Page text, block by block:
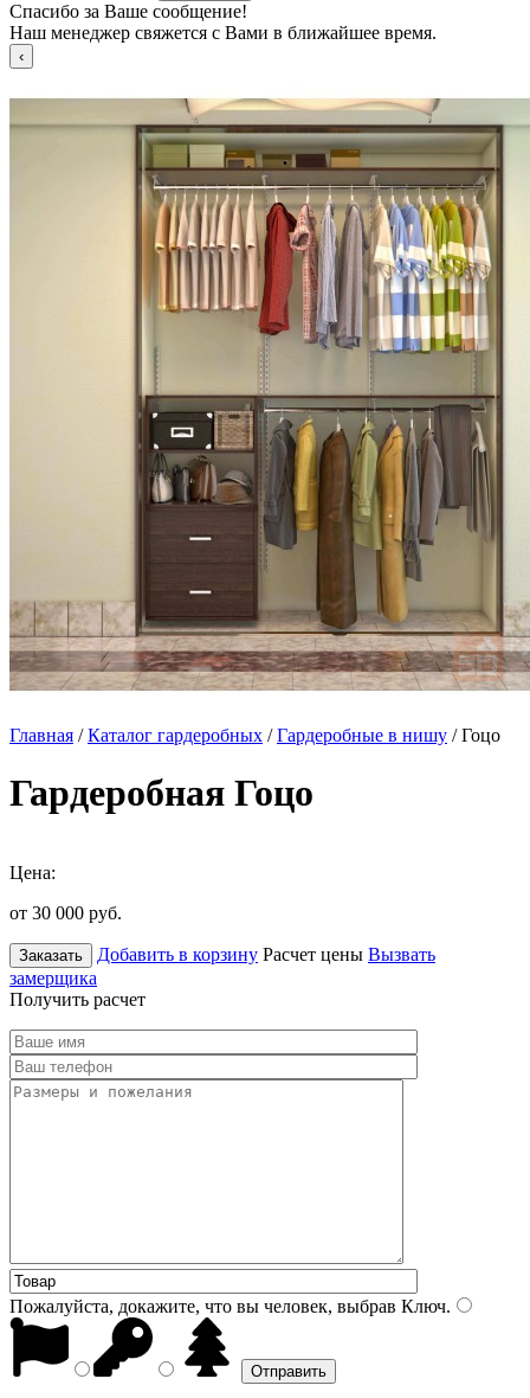
Спасибо за Ваше сообщение!
Наш менеджер свяжется с Вами в ближайшее время.
Главная /Каталог гардеробных /Гардеробные в нишу / Гоцо
Гардеробная Гоцо
Цена:
от 30 000 руб.
Заказать Добавить в корзину Расчет цены Вызвать
замерщика
Получить расчет
Пожалуйста, докажите, что вы человек, выбрав Ключ.